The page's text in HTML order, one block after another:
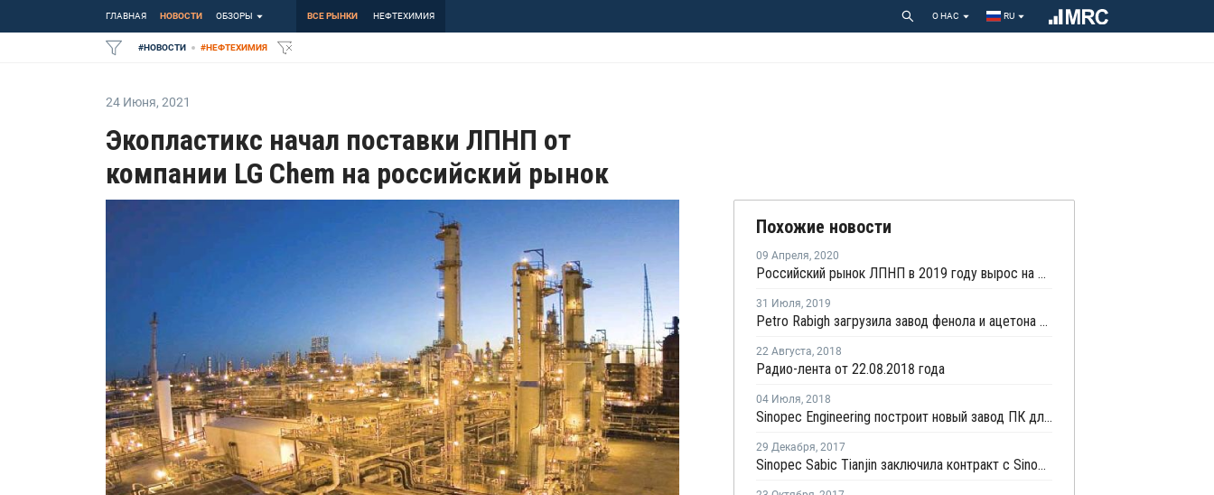
ГЛАВНАЯ НОВОСТИ ОБЗОРЫ ВСЕ РЫНКИ НЕФТЕХИМИЯ О НАС RU
#НОВОСТИ #НЕФТЕХИМИЯ
24 Июня, 2021
Экопластикс начал поставки ЛПНП от
компании LG Chem на российский рынок
Похожие новости
09 Апреля, 2020
Российский рынок ЛПНП в 2019 году вырос на 11%
31 Июля, 2019
Petro Rabigh загрузила завод фенола и ацетона в Рабихе на полную мощность после перезапуска
22 Августа, 2018
Радио-лента от 22.08.2018 года
04 Июля, 2018
Sinopec Engineering построит новый завод ПК для Sinopec Sabic Tianjin в Китае
29 Декабря, 2017
Sinopec Sabic Tianjin заключила контракт с Sinopec Shanghai Engineering на строительство нового завода ПК в Китае